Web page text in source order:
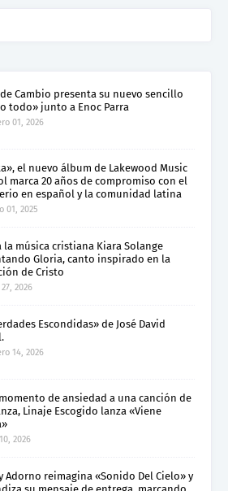
Cambio presenta su nuevo sencillo
todo» junto a Enoc Parra
01, 2026
el nuevo álbum de Lakewood Music
marca 20 años de compromiso con el
en español y la comunidad latina
01, 2025
la música cristiana Kiara Solange
Gloria, canto inspirado en la
de Cristo
2026
Escondidas» de José David
14, 2026
de ansiedad a una canción de
Linaje Escogido lanza «Viene
2026
Adorno reimagina «Sonido Del Cielo» y